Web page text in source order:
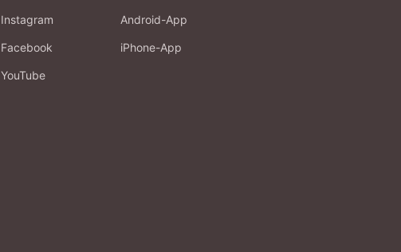
Instagram
Facebook
YouTube
Android-App
iPhone-App